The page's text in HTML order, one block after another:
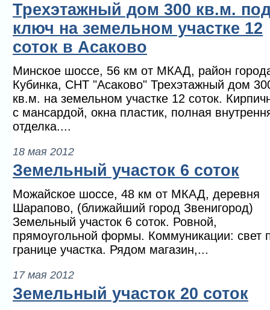
Трехэтажный дом 300 кв.м.
ключ на земельном участке 12
соток в Асаково
Минское шоссе, 56 км от МКАД, район
Кубинка, СНТ "Асаково" Трехэтажный дом
кв.м. на земельном участке 12 соток.
с мансардой, окна пластик, полная
отделка....
18 мая 2012
Земельный участок 6 соток
Можайское шоссе, 48 км от МКАД, деревня
Шарапово, (ближайший город Звенигород)
Земельный участок 6 соток. Ровной,
прямоугольной формы. Коммуникации: свет
границе участка. Рядом магазин,...
17 мая 2012
Земельный участок 20 соток